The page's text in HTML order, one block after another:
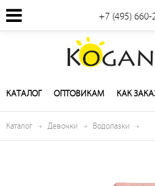
+7 (495) 660-
КАТАЛОГ ОПТОВИКАМ КАК
Каталог Девочки Водолазки